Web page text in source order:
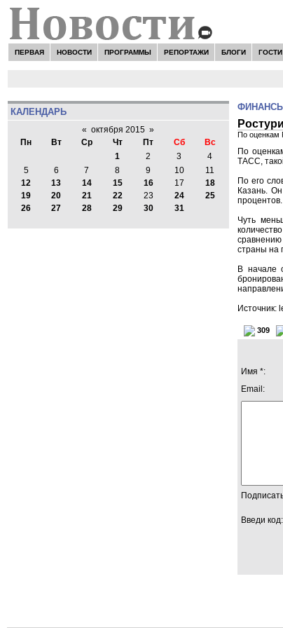
ПЕРВАЯ НОВОСТИ ПРОГРАММЫ РЕПОРТАЖИ БЛОГИ ГОСТИ
КАЛЕНДАРЬ
« октября 2015 »
Пн
Вт Ср Чт Пт Сб
Вс
1
2 3
4
5
6 7 8 9 10
11
12
13 14 15 16 17
18
19
20 21 22 23 24
25
26
27 28 29 30 31
ФИНАНСЫ
По оценкам
По
ТАСС,
По его
Казань.
процентов.
Чуть
сравнению
страны на
В начале
Источник:
309
Имя *:
Email:
Введи код: